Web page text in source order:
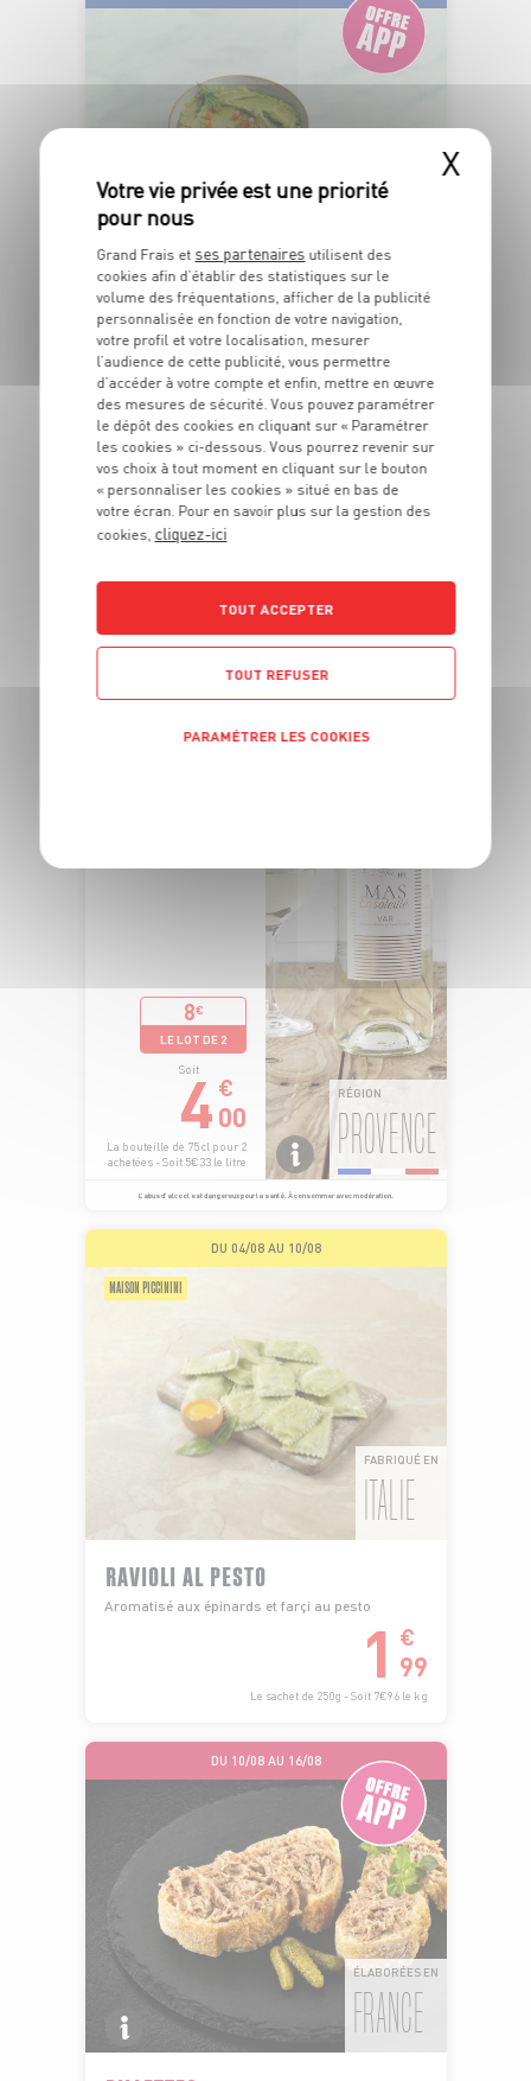
ÉLABORÉ EN
ESPAGNE
GUACAMOLE
OFFRE APP
2€
59
Le pot de 300g - Soit 8€63 le Kg
DU 27/07 AU 23/08
IGP VAR "MAS
8€
LE LOT DE 2
Soit
4 €
00
La bouteille de 75 cl pour 2
achetées - Soit 5€33 le litre
RÉGION
PROVENCE
L’abus d’alcool est dangereux pour la santé. À consommer avec modération.
DU 04/08 AU 10/08
MAISON PICCININI
FABRIQUÉ EN
ITALIE
RAVIOLI AL PESTO
Aromatisé aux épinards et farçi au pesto
1 €
99
Le sachet de 250g - Soit 7€96 le kg
DU 10/08 AU 16/08
ÉLABORÉES EN
FRANCE
X
Grand Frais et ses partenaires utilisent des
cookies afin d’établir des statistiques sur le
volume des fréquentations, afficher de la publicité
personnalisée en fonction de votre navigation,
votre profil et votre localisation, mesurer
l’audience de cette publicité, vous permettre
d’accéder à votre compte et enfin, mettre en œuvre
des mesures de sécurité. Vous pouvez paramétrer
le dépôt des cookies en cliquant sur « Paramétrer
les cookies » ci-dessous. Vous pourrez revenir sur
vos choix à tout moment en cliquant sur le bouton
« personnaliser les cookies » situé en bas de
votre écran. Pour en savoir plus sur la gestion des
cookies, cliquez-ici
TOUT ACCEPTER
TOUT REFUSER
PARAMÉTRER LES COOKIES